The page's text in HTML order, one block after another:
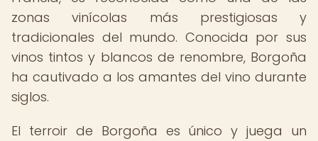
zonas vinícolas más prestigiosas y
tradicionales del mundo. Conocida por sus
vinos tintos y blancos de renombre, Borgoña
ha cautivado a los amantes del vino durante
siglos.
El terroir de Borgoña es único y juega un